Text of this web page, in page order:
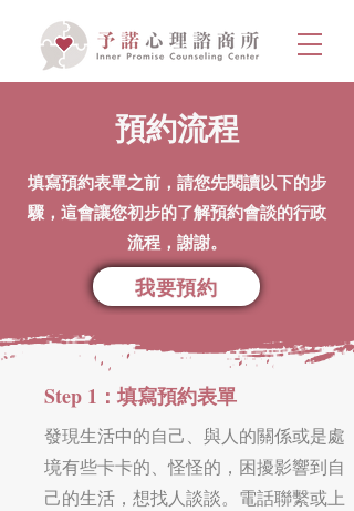
預約流程
填寫預約表單之前，請您先閱讀以下的步
驟，這會讓您初步的了解預約會談的行政
流程，謝謝。
我要預約
Step 1：填寫預約表單
發現生活中的自己、與人的關係或是處
境有些卡卡的、怪怪的，困擾影響到自
己的生活，想找人談談。電話聯繫或上